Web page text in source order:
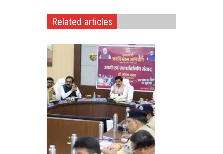
Related articles